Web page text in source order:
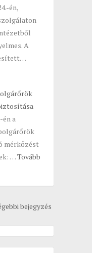
én,
A
én a
mérkőzést
…Tovább
bejegyzés